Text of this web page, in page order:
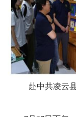
赴中共凌云